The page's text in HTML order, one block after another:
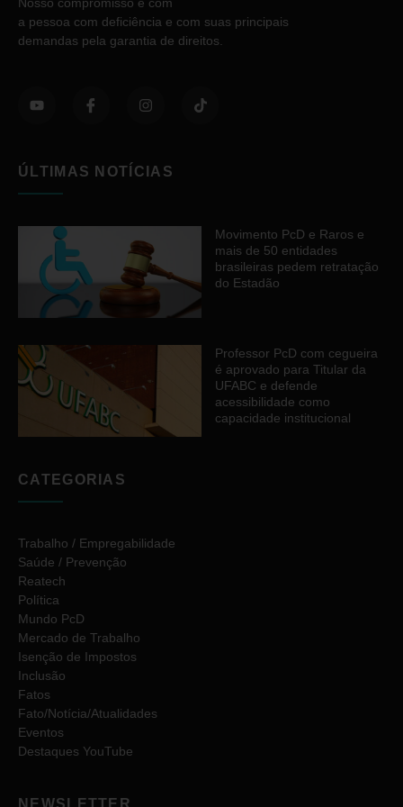
a pessoa com deficiência e com suas principais
demandas pela garantia de direitos.
ÚLTIMAS NOTÍCIAS
Movimento PcD e Raros e
mais de 50 entidades
brasileiras pedem retratação
do Estadão
Professor PcD com cegueira
é aprovado para Titular da
UFABC e defende
acessibilidade como
capacidade institucional
CATEGORIAS
Trabalho / Empregabilidade
Saúde / Prevenção
Reatech
Política
Mundo PcD
Mercado de Trabalho
Isenção de Impostos
Inclusão
Fatos
Fato/Notícia/Atualidades
Eventos
Destaques YouTube
NEWSLETTER